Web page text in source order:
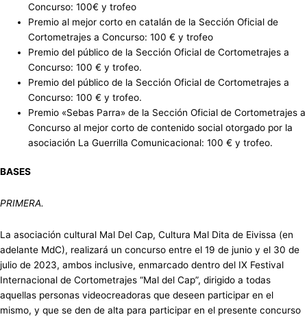
Concurso: 100€ y trofeo
Premio al mejor corto en catalán de la Sección Oficial de
Cortometrajes a Concurso: 100 € y trofeo
Premio del público de la Sección Oficial de Cortometrajes a
Concurso: 100 € y trofeo.
Premio del público de la Sección Oficial de Cortometrajes a
Concurso: 100 € y trofeo.
Premio «Sebas Parra» de la Sección Oficial de Cortometrajes a
Concurso al mejor corto de contenido social otorgado por la
asociación La Guerrilla Comunicacional: 100 € y trofeo.
BASES
PRIMERA.
La asociación cultural Mal Del Cap, Cultura Mal Dita de Eivissa (en
adelante MdC), realizará un concurso entre el 19 de junio y el 30 de
julio de 2023, ambos inclusive, enmarcado dentro del IX Festival
Internacional de Cortometrajes “Mal del Cap”, dirigido a todas
aquellas personas videocreadoras que deseen participar en el
mismo, y que se den de alta para participar en el presente concurso